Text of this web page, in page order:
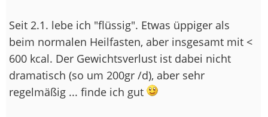
Seit 2.1. lebe ich "flüssig". Etwas üppiger als
beim normalen Heilfasten, aber insgesamt mit <
600 kcal. Der Gewichtsverlust ist dabei nicht
dramatisch (so um 200gr /d), aber sehr
regelmäßig ... finde ich gut